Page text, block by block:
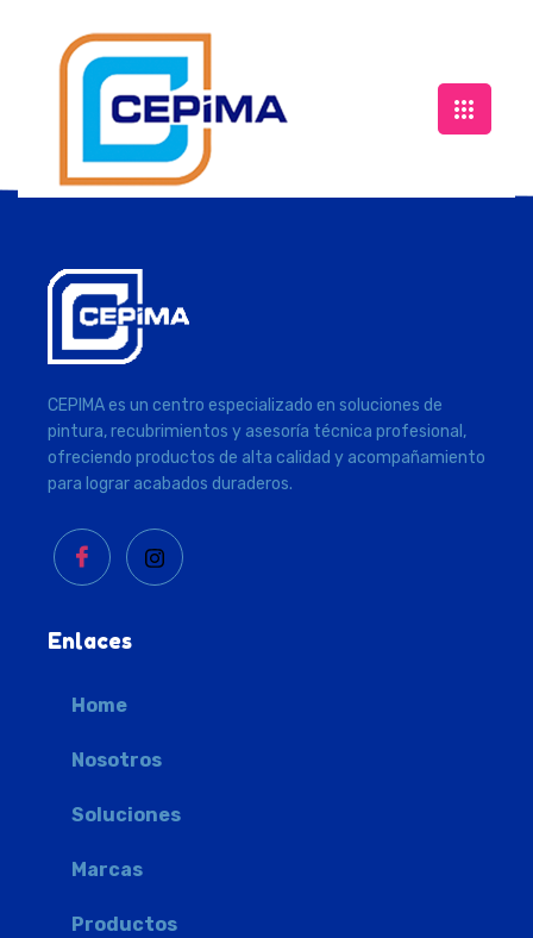
CEPIMA es un centro especializado en soluciones de
pintura, recubrimientos y asesoría técnica profesional,
ofreciendo productos de alta calidad y acompañamiento
para lograr acabados duraderos.
Enlaces
Home
Nosotros
Soluciones
Marcas
Productos